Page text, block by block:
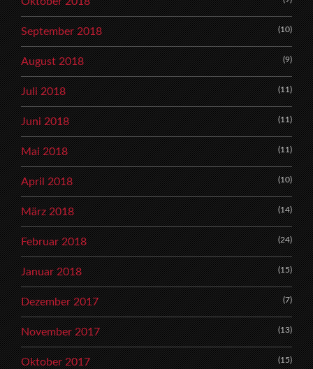
September 2018 (10)
August 2018 (9)
Juli 2018 (11)
Juni 2018 (11)
Mai 2018 (11)
April 2018 (10)
März 2018 (14)
Februar 2018 (24)
Januar 2018 (15)
Dezember 2017 (7)
November 2017 (13)
Oktober 2017 (15)